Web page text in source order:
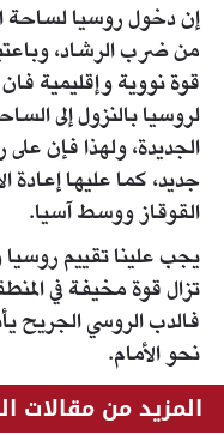
إن دخول روسيا لساحة
من ضرب الرشاد،
قوة نووية وإقليمية
لروسيا بالنزول إلى
الجديدة، ولهذا فإن
جديد، كما عليها إعادة
القوقاز ووسط آسيا.
يجب علينا تقييم روسيا
تزال قوة مخيفة في
فالدب الروسي الجريح
نحو الأمام.
المزيد من مقالات